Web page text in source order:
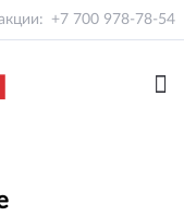
+7 700 978-78-54